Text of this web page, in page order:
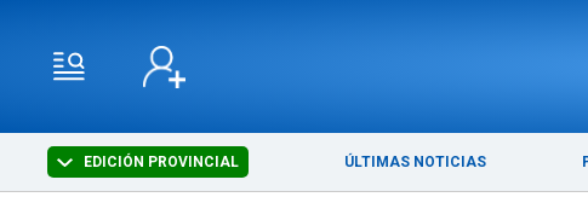
EDICIÓN PROVINCIAL ÚLTIMAS NOTICIAS